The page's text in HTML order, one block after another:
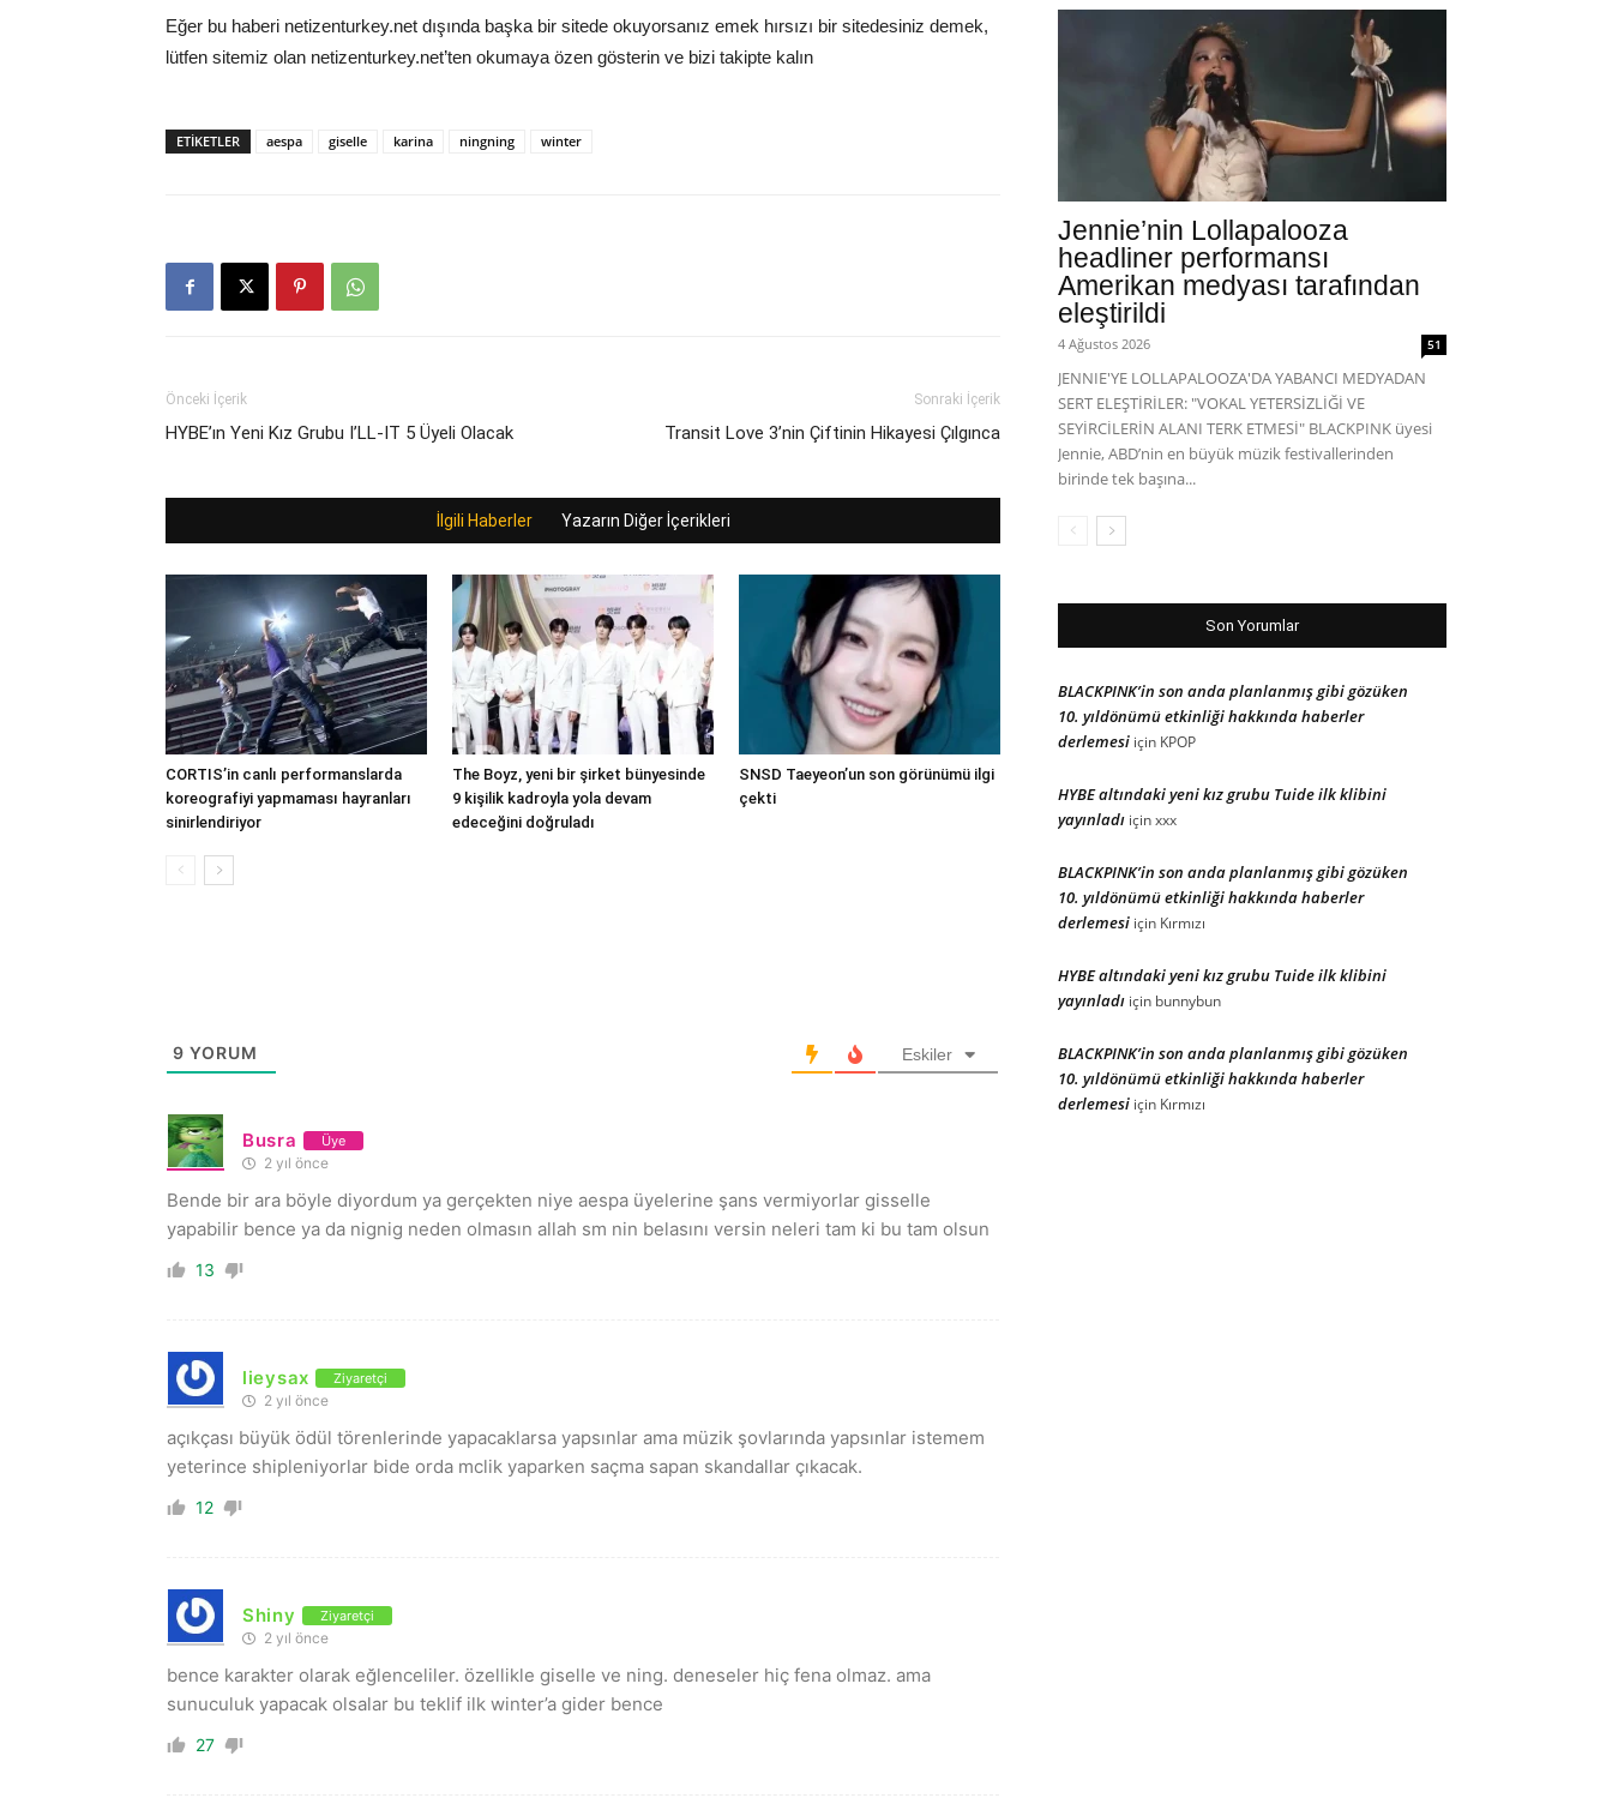
Eğer bu haberi netizenturkey.net dışında başka bir sitede okuyorsanız emek hırsızı bir sitedesiniz demek,
lütfen sitemiz olan netizenturkey.net’ten okumaya özen gösterin ve bizi takipte kalın
ETIKETLER aespa giselle karina ningning winter
Önceki İçerik
HYBE’ın Yeni Kız Grubu I’LL-IT 5 Üyeli Olacak
Sonraki İçerik
Transit Love 3’nin Çiftinin Hikayesi Çılgınca
İlgili Haberler Yazarın Diğer İçerikleri
CORTIS’in canlı performanslarda
koreografiyi yapmaması hayranları
sinirlendiriyor
The Boyz, yeni bir şirket bünyesinde
9 kişilik kadroyla yola devam
edeceğini doğruladı
SNSD Taeyeon’un son görünümü ilgi
çekti
9 YORUM Eskiler
Busra Üye
2 yıl önce
Bende bir ara böyle diyordum ya gerçekten niye aespa üyelerine şans vermiyorlar gisselle
yapabilir bence ya da nignig neden olmasın allah sm nin belasını versin neleri tam ki bu tam olsun
13
lieysax Ziyaretçi
2 yıl önce
açıkçası büyük ödül törenlerinde yapacaklarsa yapsınlar ama müzik şovlarında yapsınlar istemem
yeterince shipleniyorlar bide orda mclik yaparken saçma sapan skandallar çıkacak.
12
Shiny Ziyaretçi
2 yıl önce
bence karakter olarak eğlenceliler. özellikle giselle ve ning. deneseler hiç fena olmaz. ama
sunuculuk yapacak olsalar bu teklif ilk winter’a gider bence
27
Jennie’nin Lollapalooza
headliner performansı
Amerikan medyası tarafından
eleştirildi
4 Ağustos 2026 51
JENNIE'YE LOLLAPALOOZA'DA YABANCI MEDYADAN
SERT ELEŞTİRİLER: "VOKAL YETERSİZLİĞİ VE
SEYİRCİLERİN ALANI TERK ETMESİ" BLACKPINK üyesi
Jennie, ABD’nin en büyük müzik festivallerinden
birinde tek başına...
Son Yorumlar
BLACKPINK’in son anda planlanmış gibi gözüken
10. yıldönümü etkinliği hakkında haberler
derlemesi için KPOP
HYBE altındaki yeni kız grubu Tuide ilk klibini
yayınladı içinxxx
BLACKPINK’in son anda planlanmış gibi gözüken
10. yıldönümü etkinliği hakkında haberler
derlemesi için Kırmızı
HYBE altındaki yeni kız grubu Tuide ilk klibini
yayınladı için bunnybun
BLACKPINK’in son anda planlanmış gibi gözüken
10. yıldönümü etkinliği hakkında haberler
derlemesi için Kırmızı